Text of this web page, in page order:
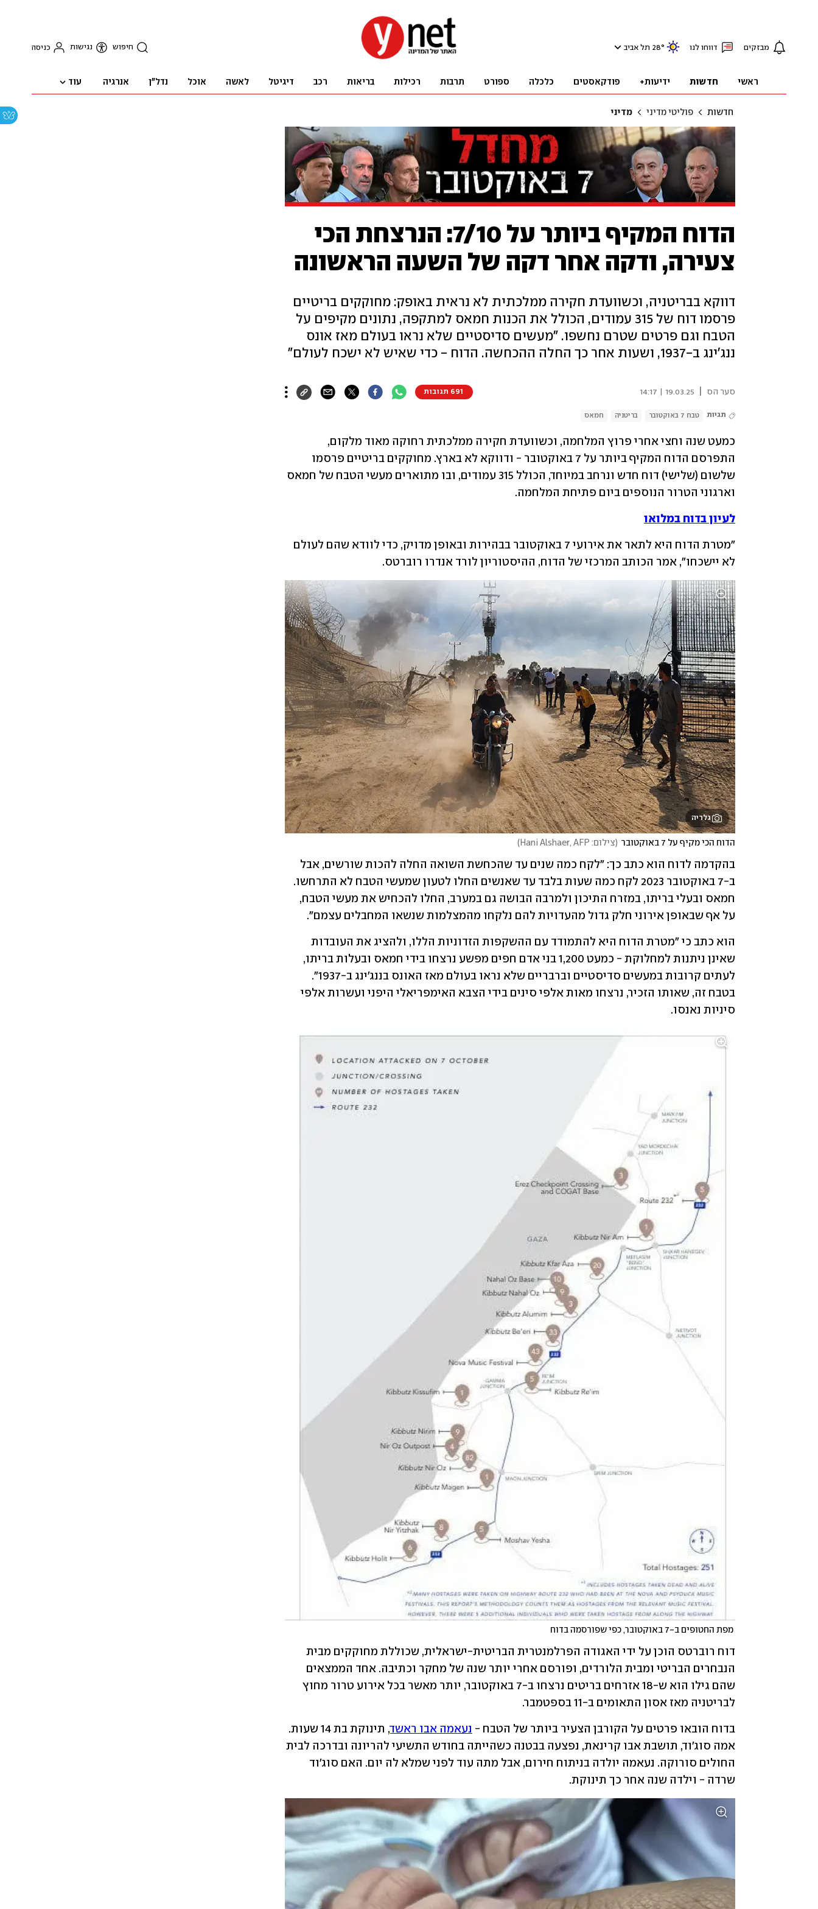
מבזקים דווחו לנו 28° תל אביב חיפוש נגישות כניסה
ראשי חדשות ידיעות+ פודקאסטים כלכלה ספורט תרבות רכילות בריאות רכב דיגיטל לאשה אוכל נדל"ן אנרגיה עוד
חדשות פוליטי מדיני מדיני
הדוח המקיף ביותר על 7/10: הנרצחת הכי
צעירה, ודקה אחר דקה של השעה הראשונה
דווקא בבריטניה, וכשוועדת חקירה ממלכתית לא נראית באופק: מחוקקים בריטיים
פרסמו דוח של 315 עמודים, הכולל את הכנות חמאס למתקפה, נתונים מקיפים על
הטבח וגם פרטים שטרם נחשפו. "מעשים סדיסטיים שלא נראו בעולם מאז אונס
ננג'ינג ב-1937, ושעות אחר כך החלה ההכחשה. הדוח - כדי שאיש לא ישכח לעולם"
סער הס 19.03.25 | 14:17 691 תגובות
תגיות טבח 7 באוקטובר בריטניה חמאס
וארגוני הטרור הנוספים ביום פתיחת המלחמה.
לעיון בדוח במלואו
לא יישכחו", אמר הכותב המרכזי של הדוח, ההיסטוריון לורד אנדרו רוברטס.
גלריה
הדוח הכי מקיף על 7 באוקטובר (צילום: Hani Alshaer, AFP )
על אף שבאופן אירוני חלק גדול מהעדויות להם נלקחו מהמצלמות שנשאו המחבלים עצמם".
סיניות נאנסו.
לבריטניה מאז אסון התאומים ב-11 בספטמבר.
בדוח הובאו פרטים על הקורבן הצעיר ביותר של הטבח - נעאמה אבו ראשד
שרדה - וילדה שנה אחר כך תינוקת.